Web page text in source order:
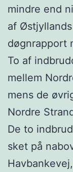
mindre end
af
døgnrapport
To af
mellem
mens de
Nordre
De to
sket på